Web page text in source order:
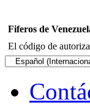
Fiferos de
El código de